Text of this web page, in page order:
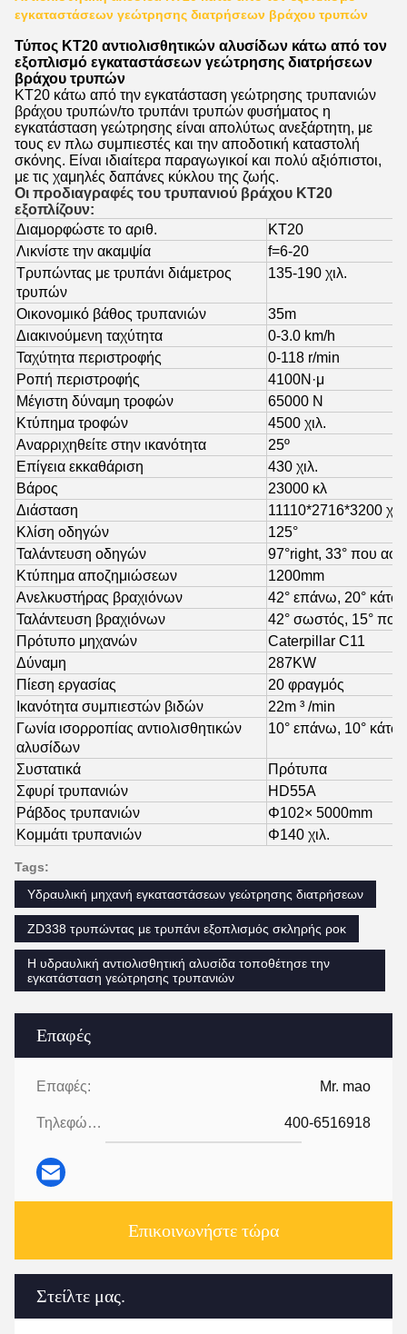
Επαφές
Επαφές: Mr. mao
Τηλεφώνημα: 400-6516918
Επικοινωνήστε τώρα
Στείλτε μας.
εγκαταστάσεων γεώτρησης διατρήσεων βράχου τρυπών
Τύπος KT20 αντιολισθητικών αλυσίδων κάτω από τον
εξοπλισμό εγκαταστάσεων γεώτρησης διατρήσεων
βράχου τρυπών
KT20 κάτω από την εγκατάσταση γεώτρησης τρυπανιών
βράχου τρυπών/το τρυπάνι τρυπών φυσήματος η
εγκατάσταση γεώτρησης είναι απολύτως ανεξάρτητη, με
τους εν πλω συμπιεστές και την αποδοτική καταστολή
σκόνης. Είναι ιδιαίτερα παραγωγικοί και πολύ αξιόπιστοι,
με τις χαμηλές δαπάνες κύκλου της ζωής.
Οι προδιαγραφές του τρυπανιού βράχου KT20
εξοπλίζουν:
Διαμορφώστε το αριθ.
KT20
Λικνίστε την ακαμψία
f=6-20
Τρυπώντας με τρυπάνι διάμετρος
τρυπών
135-190 χιλ.
Οικονομικό βάθος τρυπανιών
35m
Διακινούμενη ταχύτητα
0-3.0 km/h
Ταχύτητα περιστροφής
0-118 r/min
Ροπή περιστροφής
4100N·μ
Μέγιστη δύναμη τροφών
65000 Ν
Κτύπημα τροφών
4500 χιλ.
Αναρριχηθείτε στην ικανότητα
25º
Επίγεια εκκαθάριση
430 χιλ.
Βάρος
23000 κλ
Διάσταση
11110*2716*3200 χιλ.
Κλίση οδηγών
125°
Ταλάντευση οδηγών
97°right, 33° που
Κτύπημα αποζημιώσεων
1200mm
Ανελκυστήρας βραχιόνων
42° επάνω, 20° κάτω
Ταλάντευση βραχιόνων
42° σωστός, 15° που
Πρότυπο μηχανών
Caterpillar C11
Δύναμη
287KW
Πίεση εργασίας
20 φραγμός
Ικανότητα συμπιεστών βιδών
22m ³ /min
Γωνία ισορροπίας αντιολισθητικών
αλυσίδων
10° επάνω, 10° κάτω
Συστατικά
Πρότυπα
Σφυρί τρυπανιών
HD55A
Ράβδος τρυπανιών
Φ102× 5000mm
Κομμάτι τρυπανιών
Φ140 χιλ.
Tags:
Υδραυλική μηχανή εγκαταστάσεων γεώτρησης διατρήσεων
ZD338 τρυπώντας με τρυπάνι εξοπλισμός σκληρής ροκ
Η υδραυλική αντιολισθητική αλυσίδα τοποθέτησε την
εγκατάσταση γεώτρησης τρυπανιών